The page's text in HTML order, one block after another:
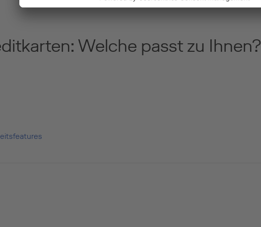
Welche passt zu Ihnen?